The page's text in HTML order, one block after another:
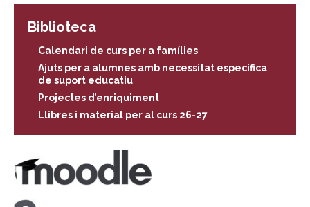
Biblioteca
Calendari de curs per a famílies
Ajuts per a alumnes amb necessitat específica
de suport educatiu
Projectes d’enriquiment
Llibres i material per al curs 26-27